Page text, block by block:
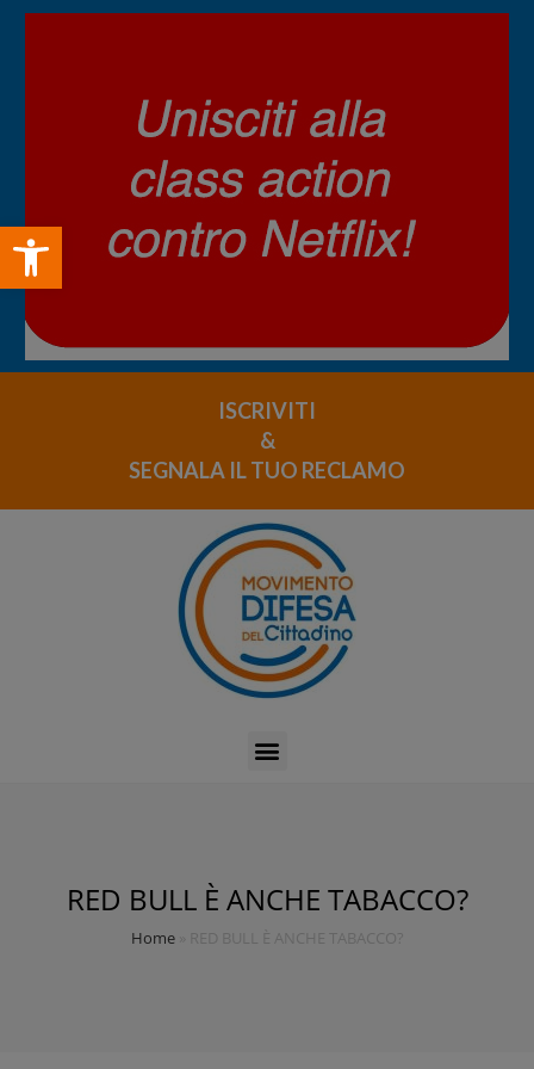
Open toolbar
ISCRIVITI
&
SEGNALA IL TUO RECLAMO
RED BULL È ANCHE TABACCO?
Home» RED BULL È ANCHE TABACCO?